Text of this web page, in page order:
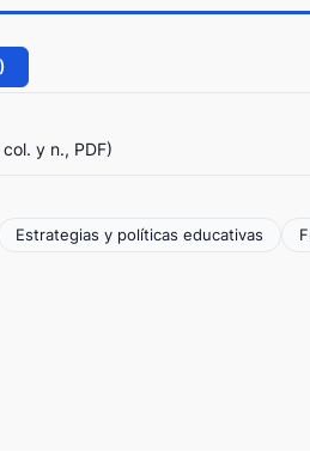
y n., PDF)
Estrategias y políticas educativas